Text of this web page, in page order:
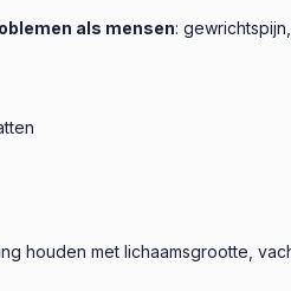
als mensen:
houden met lichaamsgrootte,